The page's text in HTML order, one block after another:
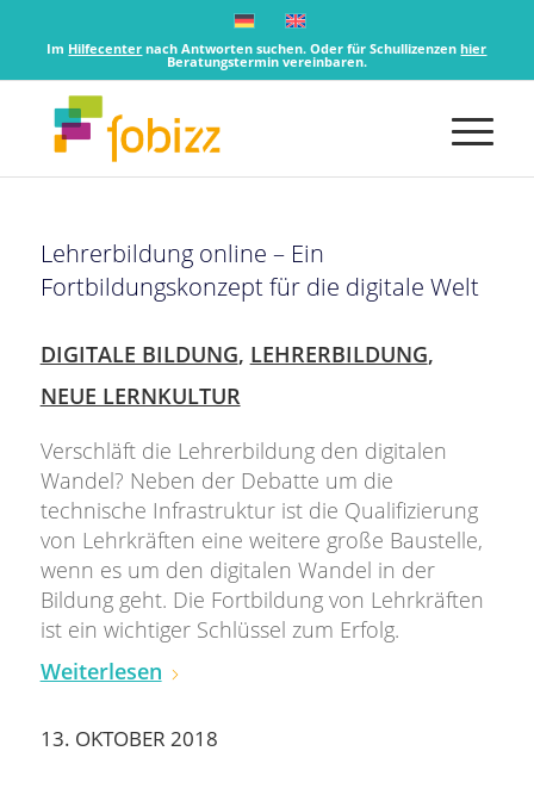
Im Hilfecenter nach Antworten suchen. Oder für Schullizenzenhier
Beratungstermin vereinbaren.
Lehrerbildung online – Ein
Fortbildungskonzept für die digitale Welt
DIGITALE BILDUNG, LEHRERBILDUNG,
NEUE LERNKULTUR
Verschläft die Lehrerbildung den digitalen
Wandel? Neben der Debatte um die
technische Infrastruktur ist die Qualifizierung
von Lehrkräften eine weitere große Baustelle,
wenn es um den digitalen Wandel in der
Bildung geht. Die Fortbildung von Lehrkräften
ist ein wichtiger Schlüssel zum Erfolg.
Weiterlesen
13. OKTOBER 2018